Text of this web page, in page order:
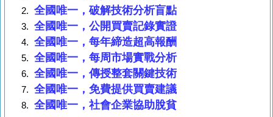
全國唯一，破解技術分析盲點
全國唯一，公開買賣記錄實證
全國唯一，每年締造超高報酬
全國唯一，每周市場實戰分析
全國唯一，傳授整套關鍵技術
全國唯一，免費提供買賣建議
全國唯一，社會企業協助脫貧